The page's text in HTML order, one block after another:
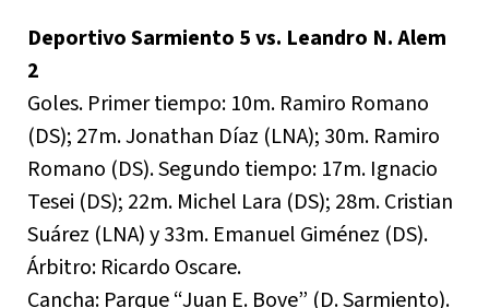
Deportivo Sarmiento 5 vs. Leandro N. Alem
2
Goles. Primer tiempo: 10m. Ramiro Romano
(DS); 27m. Jonathan Díaz (LNA); 30m. Ramiro
Romano (DS). Segundo tiempo: 17m. Ignacio
Tesei (DS); 22m. Michel Lara (DS); 28m. Cristian
Suárez (LNA) y 33m. Emanuel Giménez (DS).
Árbitro: Ricardo Oscare.
Cancha: Parque “Juan E. Bove” (D. Sarmiento).